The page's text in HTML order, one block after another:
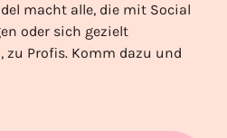
macht alle, die mit Social
oder sich gezielt
Profis. Komm dazu und